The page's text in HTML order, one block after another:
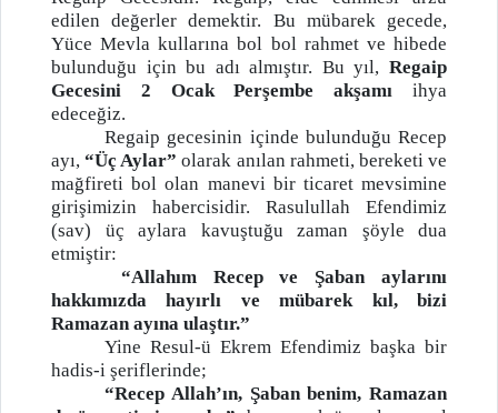
edilen değerler demektir. Bu mübarek gecede,
Yüce Mevla kullarına bol bol rahmet ve hibede
bulunduğu için bu adı almıştır. Bu yıl, Regaip
Gecesini 2 Ocak Perşembe akşamı ihya
edeceğiz.
Regaip gecesinin içinde bulunduğu Recep
ayı,“Üç Aylar” olarak anılan rahmeti, bereketi ve
mağfireti bol olan manevi bir ticaret mevsimine
girişimizin habercisidir. Rasulullah Efendimiz
(sav) üç aylara kavuştuğu zaman şöyle dua
etmiştir:
“Allahım Recep ve Şaban aylarını
hakkımızda hayırlı ve mübarek kıl, bizi
Ramazan ayına ulaştır.”
Yine Resul-ü Ekrem Efendimiz başka bir
hadis-i şeriflerinde;
“Recep Allah’ın, Şaban benim, Ramazan